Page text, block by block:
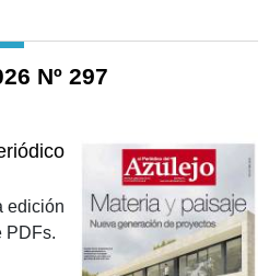
Nº 297
edición
PDFs.